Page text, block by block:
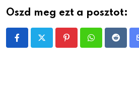
Oszd meg ezt a posztot:
PinterestWhatsappReddit